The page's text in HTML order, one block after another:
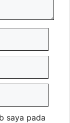
saya pada